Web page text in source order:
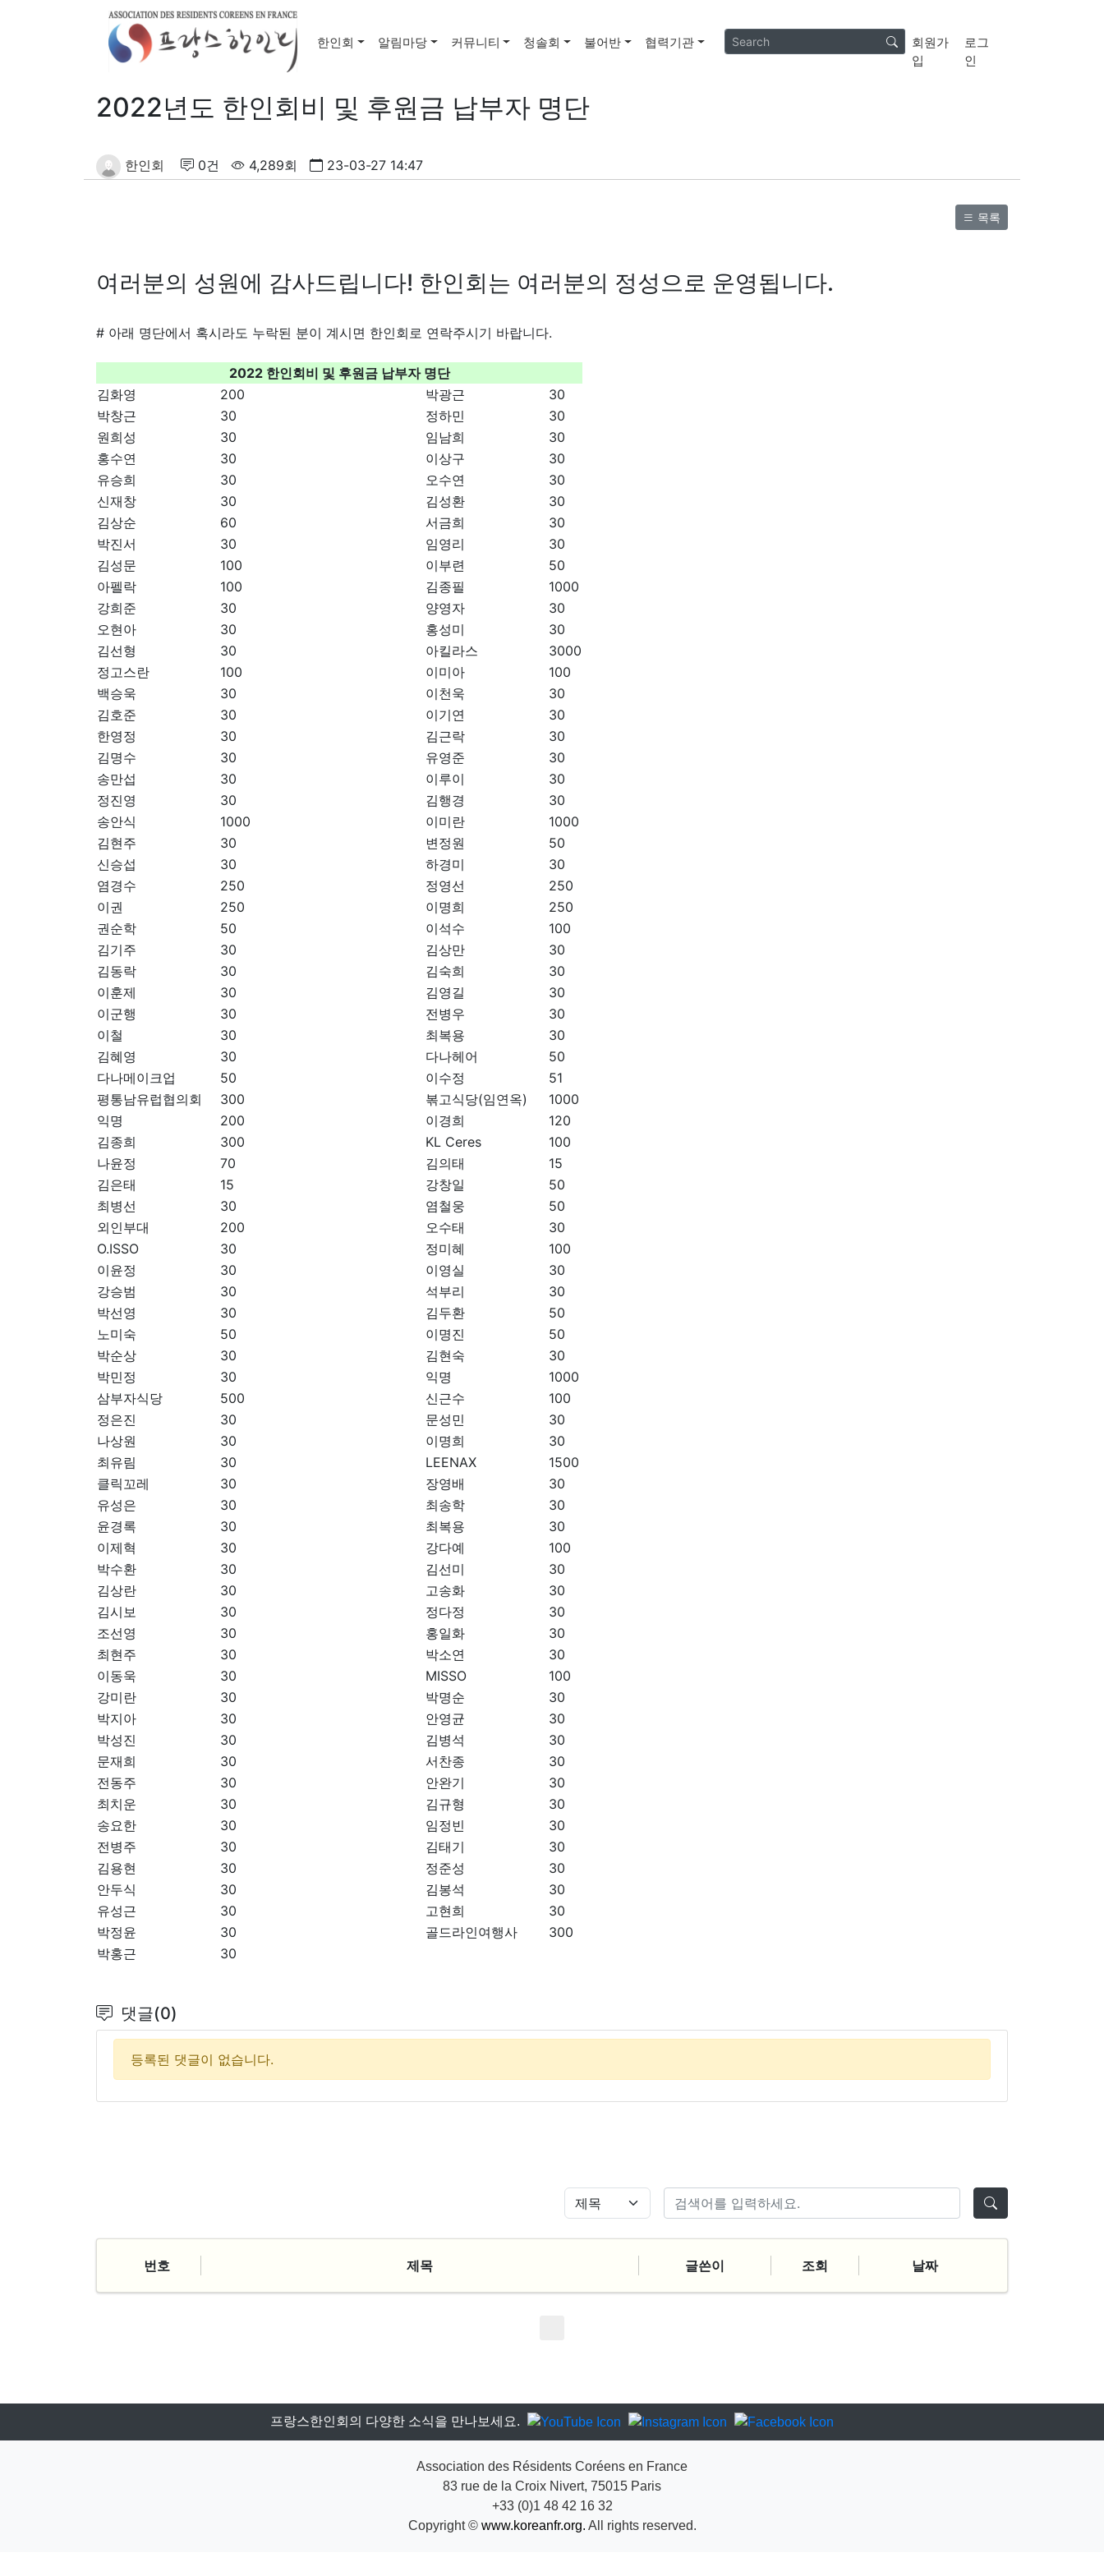
한인회 알림마당 커뮤니티 청솔회 불어반 협력기관
회원가
입
로그
인
2022년도 한인회비 및 후원금 납부자 명단
한인회 0건 4,289회 23-03-27 14:47
목록
여러분의 성원에 감사드립니다! 한인회는 여러분의 정성으로 운영됩니다.
# 아래 명단에서 혹시라도 누락된 분이 계시면 한인회로 연락주시기 바랍니다.
2022 한인회비 및 후원금 납부자 명단
김화영
200 박광근
30
박창근
30 정하민
30
원희성
30 임남희
30
홍수연
30 이상구
30
유승희
30 오수연
30
신재창
30 김성환
30
김상순
60 서금희
30
박진서
30 임영리
30
김성문
100 이부련
50
아펠락
100 김종필
1000
강희준
30 양영자
30
오현아
30 홍성미
30
김선형
30 아킬라스
3000
정고스란
100 이미아
100
백승욱
30 이천욱
30
김호준
30 이기연
30
한영정
30 김근락
30
김명수
30 유영준
30
송만섭
30 이루이
30
정진영
30 김행경
30
송안식
1000 이미란
1000
김현주
30 변정원
50
신승섭
30 하경미
30
염경수
250 정영선
250
이권
250 이명희
250
권순학
50 이석수
100
김기주
30 김상만
30
김동락
30 김숙희
30
이훈제
30 김영길
30
이군행
30 전병우
30
이철
30 최복용
30
김혜영
30 다나헤어
50
다나메이크업
50 이수정
51
평통남유럽협의회
300 볶고식당(임연옥)
1000
익명
200 이경희
120
김종희
300 KL Ceres
100
나윤정
70 김의태
15
김은태
15 강창일
50
최병선
30 염철웅
50
외인부대
200 오수태
30
O.ISSO
30 정미혜
100
이윤정
30 이영실
30
강승범
30 석부리
30
박선영
30 김두환
50
노미숙
50 이명진
50
박순상
30 김현숙
30
박민정
30 익명
1000
삼부자식당
500 신근수
100
정은진
30 문성민
30
나상원
30 이명희
30
최유림
30 LEENAX
1500
클릭꼬레
30 장영배
30
유성은
30 최송학
30
윤경록
30 최복용
30
이제혁
30 강다예
100
박수환
30 김선미
30
김상란
30 고송화
30
김시보
30 정다정
30
조선영
30 홍일화
30
최현주
30 박소연
30
이동욱
30 MISSO
100
강미란
30 박명순
30
박지아
30 안영균
30
박성진
30 김병석
30
문재희
30 서찬종
30
전동주
30 안완기
30
최치운
30 김규형
30
송요한
30 임정빈
30
전병주
30 김태기
30
김용현
30 정준성
30
안두식
30 김봉석
30
유성근
30 고현희
30
박정윤
30 골드라인여행사
300
박홍근
30
댓글(0)
등록된 댓글이 없습니다.
번호 제목 글쓴이 조회 날짜
프랑스한인회의 다양한 소식을 만나보세요.
Association des Résidents Coréens en France
83 rue de la Croix Nivert, 75015 Paris
+33 (0)1 48 42 16 32
Copyright © www.koreanfr.org. All rights reserved.